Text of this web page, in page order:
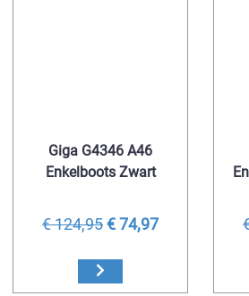
Giga G4346 A46
Enkelboots Zwart
€ 124,95€ 74,97